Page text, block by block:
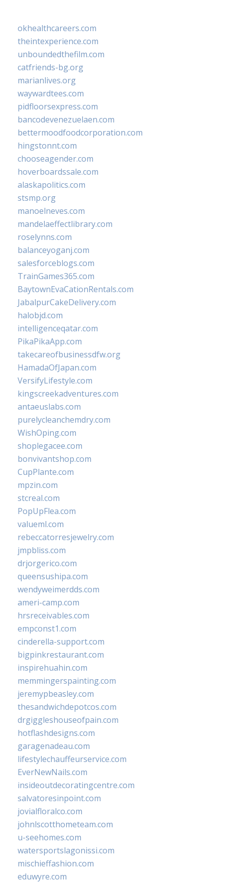
okhealthcareers.com
theintexperience.com
unboundedthefilm.com
catfriends-bg.org
marianlives.org
waywardtees.com
pidfloorsexpress.com
bancodevenezuelaen.com
bettermoodfoodcorporation.com
hingstonnt.com
chooseagender.com
hoverboardssale.com
alaskapolitics.com
stsmp.org
manoelneves.com
mandelaeffectlibrary.com
roselynns.com
balanceyoganj.com
salesforceblogs.com
TrainGames365.com
BaytownEvaCationRentals.com
JabalpurCakeDelivery.com
halobjd.com
intelligenceqatar.com
PikaPikaApp.com
takecareofbusinessdfw.org
HamadaOfJapan.com
VersifyLifestyle.com
kingscreekadventures.com
antaeuslabs.com
purelycleanchemdry.com
WishOping.com
shoplegacee.com
bonvivantshop.com
CupPlante.com
mpzin.com
stcreal.com
PopUpFlea.com
valueml.com
rebeccatorresjewelry.com
jmpbliss.com
drjorgerico.com
queensushipa.com
wendyweimerdds.com
ameri-camp.com
hrsreceivables.com
empconst1.com
cinderella-support.com
bigpinkrestaurant.com
inspirehuahin.com
memmingerspainting.com
jeremypbeasley.com
thesandwichdepotcos.com
drgiggleshouseofpain.com
hotflashdesigns.com
garagenadeau.com
lifestylechauffeurservice.com
EverNewNails.com
insideoutdecoratingcentre.com
salvatoresinpoint.com
jovialfloralco.com
johnlscotthometeam.com
u-seehomes.com
watersportslagonissi.com
mischieffashion.com
eduwyre.com